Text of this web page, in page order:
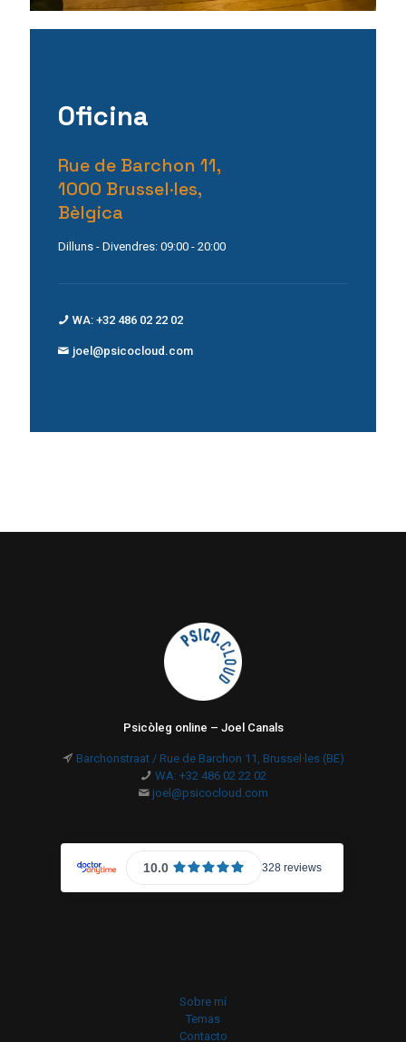
Oficina
Rue de Barchon 11,
1000 Brussel·les,
Bèlgica
Dilluns - Divendres: 09:00 - 20:00
WA: +32 486 02 22 02
joel@psicocloud.com
Psicòleg online – Joel Canals
Barchonstraat / Rue de Barchon 11, Brussel·les (BE)
WA: +32 486 02 22 02
joel@psicocloud.com
Sobre mí
Temas
Contacto